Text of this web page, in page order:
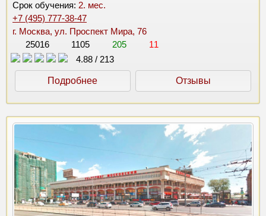
Срок обучения: 2. мес.
+7 (495) 777-38-47
г. Москва, ул. Проспект Мира, 76
25016
1105 205
11
4.88 / 213
Подробнее Отзывы